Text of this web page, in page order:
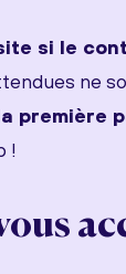
si le
ne
première
!